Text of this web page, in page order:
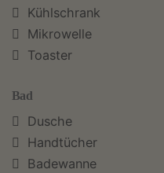
Kühlschrank
Mikrowelle
Toaster
Bad
Dusche
Handtücher
Badewanne